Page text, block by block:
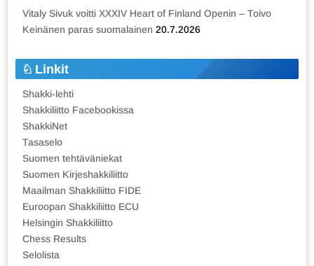
Vitaly Sivuk voitti XXXIV Heart of Finland Openin – Toivo
Keinänen paras suomalainen 20.7.2026
Linkit
Shakki-lehti
Shakkiliitto Facebookissa
ShakkiNet
Tasaselo
Suomen tehtäväniekat
Suomen Kirjeshakkiliitto
Maailman Shakkiliitto FIDE
Euroopan Shakkiliitto ECU
Helsingin Shakkiliitto
Chess Results
Selolista